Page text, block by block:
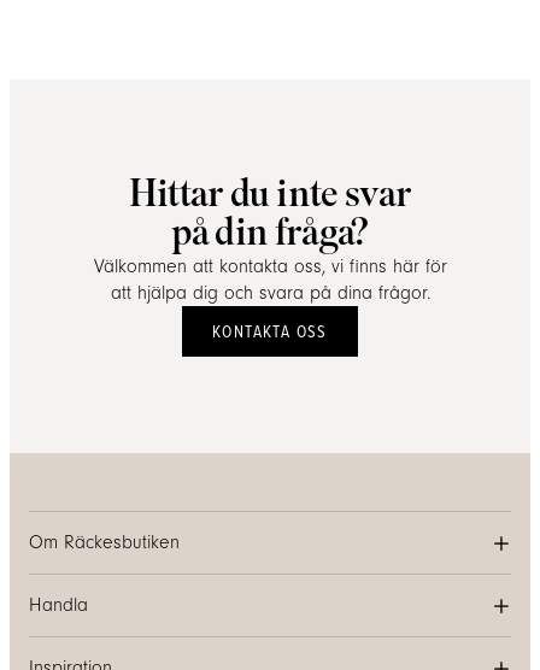
Hittar du inte svar
på din fråga?
Välkommen att kontakta oss, vi finns här för
att hjälpa dig och svara på dina frågor.
KONTAKTA OSS
Om Räckesbutiken
Handla